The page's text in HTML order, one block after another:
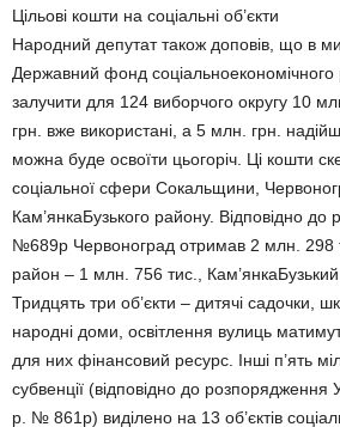
Цільові кошти на соціальні об’єкти
Народний депутат також доповів, що в
Державний фонд соціальноекономічного
залучити для 124 виборчого округу 10
грн. вже використані, а 5 млн. грн.
можна буде освоїти цьогоріч. Ці кошти
соціальної сфери Сокальщини,
Кам’янкаБузького району. Відповідно
№689р Червоноград отримав 2 млн. 298
район – 1 млн. 756 тис.,
Тридцять три об’єкти – дитячі садочки,
народні доми, освітлення вулиць
для них фінансовий ресурс. Інші п’ять
субвенції (відповідно до розпорядження
р. № 861р) виділено на 13 об’єктів